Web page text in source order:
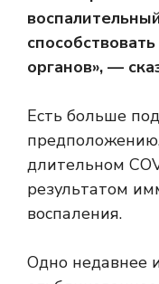
органов», —
Есть больше
длительном
результатом
воспаления.
Одно недавнее